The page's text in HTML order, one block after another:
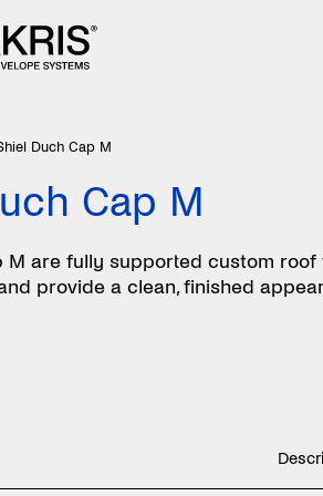
Duch Cap M
Cap M
M are fully supported custom
provide a clean, finished